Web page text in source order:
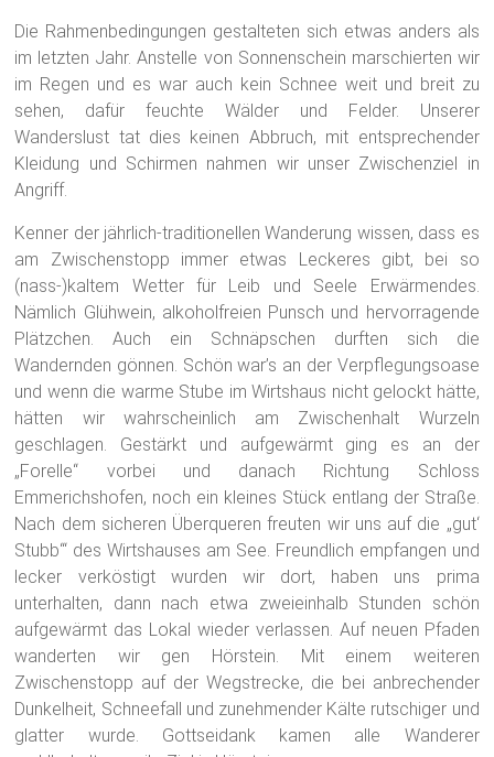
Die Rahmenbedingungen gestalteten sich etwas anders als
im letzten Jahr. Anstelle von Sonnenschein marschierten wir
im Regen und es war auch kein Schnee weit und breit zu
sehen, dafür feuchte Wälder und Felder. Unserer
Wanderslust tat dies keinen Abbruch, mit entsprechender
Kleidung und Schirmen nahmen wir unser Zwischenziel in
Angriff.
Kenner der jährlich-traditionellen Wanderung wissen, dass es
am Zwischenstopp immer etwas Leckeres gibt, bei so
(nass-)kaltem Wetter für Leib und Seele Erwärmendes.
Nämlich Glühwein, alkoholfreien Punsch und hervorragende
Plätzchen. Auch ein Schnäpschen durften sich die
Wandernden gönnen. Schön war’s an der Verpflegungsoase
und wenn die warme Stube im Wirtshaus nicht gelockt hätte,
hätten wir wahrscheinlich am Zwischenhalt Wurzeln
geschlagen. Gestärkt und aufgewärmt ging es an der
„Forelle“ vorbei und danach Richtung Schloss
Emmerichshofen, noch ein kleines Stück entlang der Straße.
Nach dem sicheren Überqueren freuten wir uns auf die „gut‘
Stubb‘“ des Wirtshauses am See. Freundlich empfangen und
lecker verköstigt wurden wir dort, haben uns prima
unterhalten, dann nach etwa zweieinhalb Stunden schön
aufgewärmt das Lokal wieder verlassen. Auf neuen Pfaden
wanderten wir gen Hörstein. Mit einem weiteren
Zwischenstopp auf der Wegstrecke, die bei anbrechender
Dunkelheit, Schneefall und zunehmender Kälte rutschiger und
glatter wurde. Gottseidank kamen alle Wanderer